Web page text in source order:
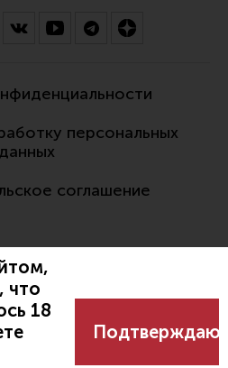
что
18
Подтверждаю
персональных
данных
соглашение